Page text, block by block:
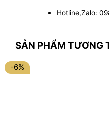
Hotline,Zalo:
SẢN PHẨM TƯƠNG
-6%